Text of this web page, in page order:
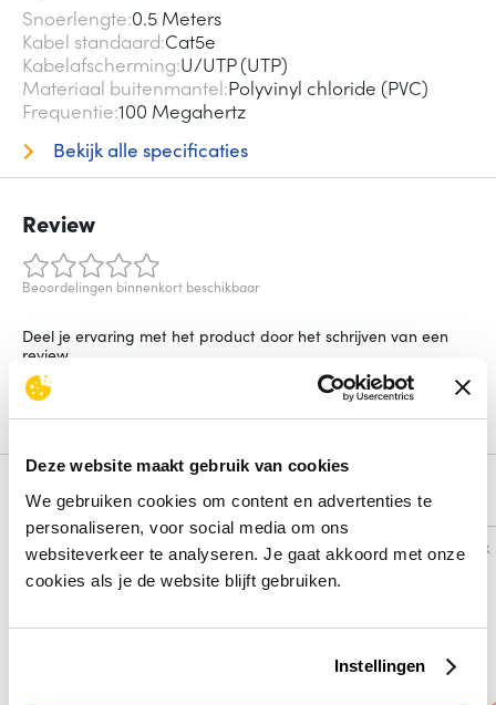
Deze website maakt gebruik van cookies
We gebruiken cookies om content en advertenties te
personaliseren, voor social media om ons
websiteverkeer te analyseren. Je gaat akkoord met onze
cookies als je de website blijft gebruiken.
Instellingen
Snoerlengte 0.5 Meters
Kabel standaard Cat5e
Kabelafscherming U/UTP (UTP)
Materiaal buitenmantel Polyvinyl chloride (PVC)
Frequentie 100 Megahertz
Bekijk alle specificaties
Review
Beoordelingen binnenkort beschikbaar
Deel je ervaring met het product door het schrijven van een
review.
Schrijf een review
Alternatieven
Vergelijk Vergelijk